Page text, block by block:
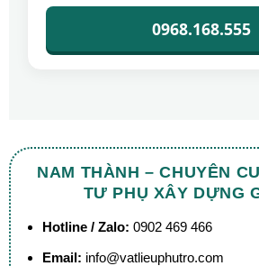
0968.168.555
NAM THÀNH – CHUYÊN
TƯ PHỤ XÂY DỰNG
Hotline / Zalo: 0902 469 466
Email: info@vatlieuphutro.com